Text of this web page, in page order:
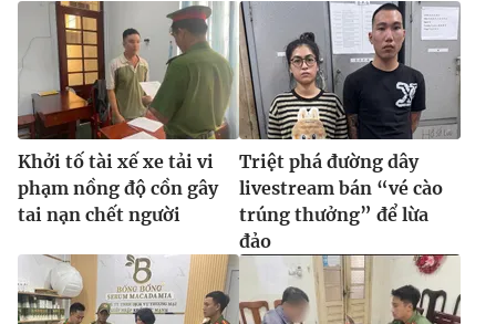
Khởi tố tài xế xe tải vi
phạm nồng độ cồn gây
tai nạn chết người
Triệt phá đường dây
livestream bán “vé cào
trúng thưởng” để lừa
đảo